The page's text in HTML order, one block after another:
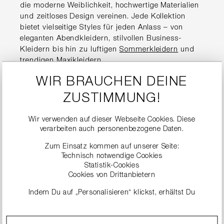
die moderne Weiblichkeit, hochwertige Materialien
und zeitloses Design vereinen. Jede Kollektion
bietet vielseitige Styles für jeden Anlass – von
eleganten Abendkleidern, stilvollen Business-
Kleidern bis hin zu luftigen Sommerkleidern und
trendigenMaxikleidern.
Hochwertige
Damenkleider für jeden
Anlass
Die Kleider von RIANI stehen für Premium-Qualität
und eine perfekte Passform. Ob im Alltag, im Büro,
für den Sommer oder zu besonderen Events –
Schnitte, edle Stoffe und liebevolle Details.
WIR BRAUCHEN DEINE
ZUSTIMMUNG!
Wir verwenden auf dieser Webseite Cookies. Diese
verarbeiten auch personenbezogene Daten.
Zum Einsatz kommen auf unserer Seite:
Technisch notwendige Cookies
Statistik-Cookies
Cookies von Drittanbietern
Indem Du auf „Personalisieren“ klickst, erhältst Du